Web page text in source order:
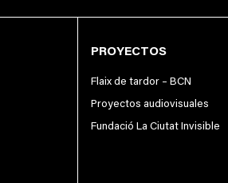
PROYECTOS
Flaix de tardor – BCN
Proyectos audiovisuales
Fundació La Ciutat Invisible